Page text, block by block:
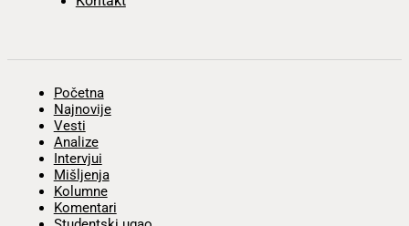
Početna
Najnovije
Vesti
Analize
Intervjui
Mišljenja
Kolumne
Komentari